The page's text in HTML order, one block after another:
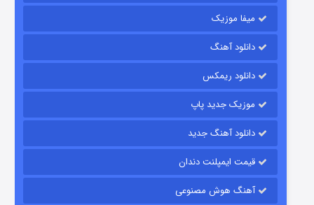
قسمت
میفا موزیک
دانلود آهنگ
دانلود ریمکس
موزیک جدید پاپ
دانلود آهنگ جدید
قیمت ایمپلنت دندان
آهنگ هوش مصنوعی